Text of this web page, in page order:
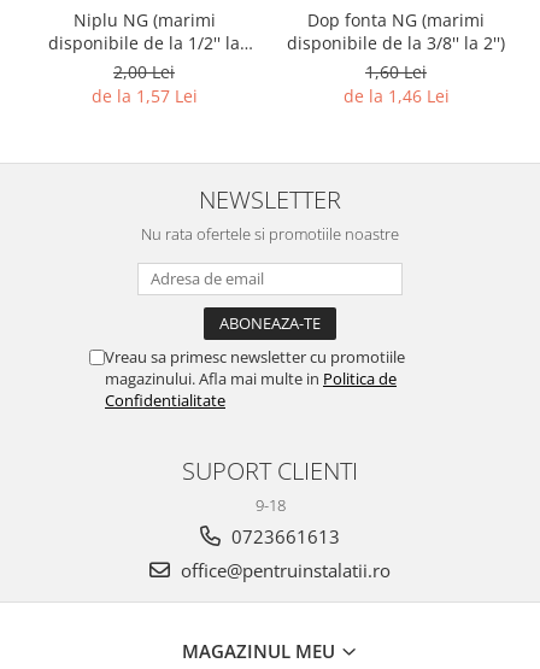
Niplu NG (marimi
disponibile de la 1/2'' la
2.1/2'')
2,00 Lei
de la 1,57 Lei
Dop fonta NG (marimi
disponibile de la 3/8'' la 2'')
1,60 Lei
de la 1,46 Lei
NEWSLETTER
Nu rata ofertele si promotiile noastre
Vreau sa primesc newsletter cu promotiile
magazinului. Afla mai multe in Politica de
Confidentialitate
SUPORT CLIENTI
9-18
0723661613
office@pentruinstalatii.ro
MAGAZINUL MEU